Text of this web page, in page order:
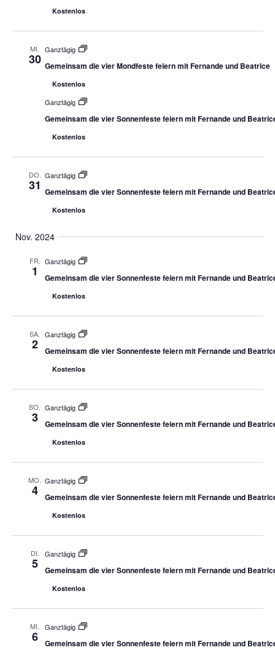
Kostenlos
MI.
30
Ganztägig
Gemeinsam die vier Mondfeste feiern mit Fernande und Beatrice
Kostenlos
Ganztägig
Gemeinsam die vier Sonnenfeste feiern mit Fernande und
Kostenlos
DO.
31
Ganztägig
Gemeinsam die vier Sonnenfeste feiern mit Fernande und
Kostenlos
Nov. 2024
FR.
1
Ganztägig
Gemeinsam die vier Sonnenfeste feiern mit Fernande und
Kostenlos
SA.
2
Ganztägig
Gemeinsam die vier Sonnenfeste feiern mit Fernande und
Kostenlos
SO.
3
Ganztägig
Gemeinsam die vier Sonnenfeste feiern mit Fernande und
Kostenlos
MO.
4
Ganztägig
Gemeinsam die vier Sonnenfeste feiern mit Fernande und
Kostenlos
DI.
5
Ganztägig
Gemeinsam die vier Sonnenfeste feiern mit Fernande und
Kostenlos
MI.
6
Ganztägig
Gemeinsam die vier Sonnenfeste feiern mit Fernande und